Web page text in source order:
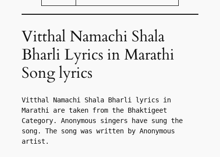
Vitthal Namachi Shala
Bharli Lyrics in Marathi
Song lyrics
Vitthal Namachi Shala Bharli lyrics in
Marathi are taken from the Bhaktigeet
Category. Anonymous singers have sung the
song. The song was written by Anonymous
artist.